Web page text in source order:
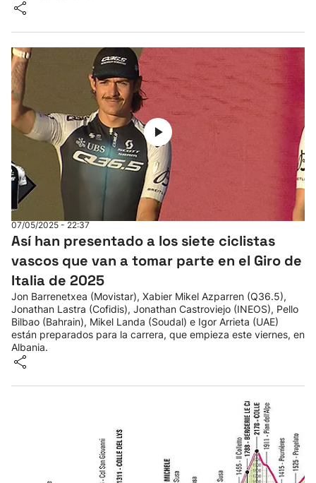
07/05/2025 - 22:37
Así han presentado a los siete ciclistas
vascos que van a tomar parte en el Giro de
Italia de 2025
Jon Barrenetxea (Movistar), Xabier Mikel Azparren (Q36.5),
Jonathan Lastra (Cofidis), Jonathan Castroviejo (INEOS), Pello
Bilbao (Bahrain), Mikel Landa (Soudal) e Igor Arrieta (UAE)
están preparados para la carrera, que empieza este viernes, en
Albania.